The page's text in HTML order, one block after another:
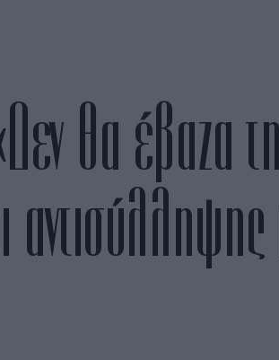
θα έβαζα